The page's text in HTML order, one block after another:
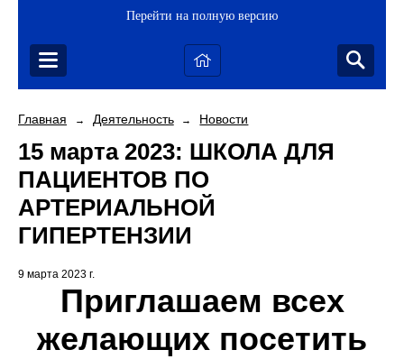
Перейти на полную версию
Главная → Деятельность → Новости
15 марта 2023: ШКОЛА ДЛЯ
ПАЦИЕНТОВ ПО
АРТЕРИАЛЬНОЙ
ГИПЕРТЕНЗИИ
9 марта 2023 г.
Приглашаем всех
желающих посетить